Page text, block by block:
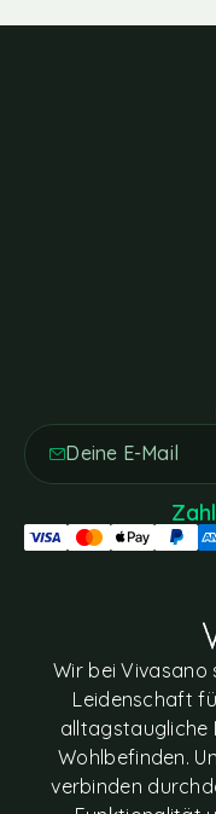
Wir bei Vivasano
Leidenschaft
alltagstaugliche
Wohlbefinden.
verbinden